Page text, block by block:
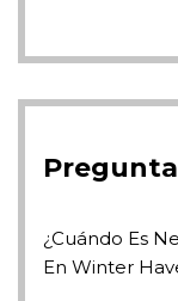
¿Cuándo Es
En Winter